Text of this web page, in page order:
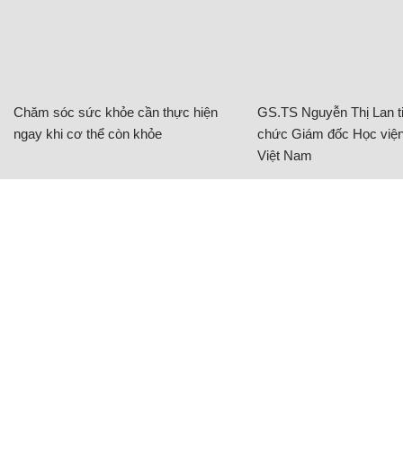
Chăm sóc sức khỏe cần thực hiện
ngay khi cơ thể còn khỏe
GS.TS Nguyễn Thị Lan
chức Giám đốc Học
Việt Nam